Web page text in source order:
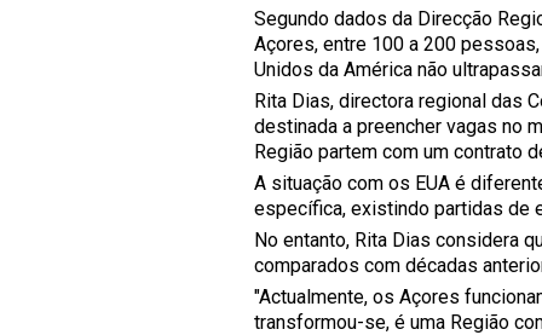
Segundo dados da Direcção
Açores, entre 100 a 200
Unidos da América não
Rita Dias, directora regional das
destinada a preencher vagas no
Região partem com um contrato
A situação com os EUA é
específica, existindo partidas de
No entanto, Rita Dias considera
comparados com décadas
"Actualmente, os Açores
transformou-se, é uma Região